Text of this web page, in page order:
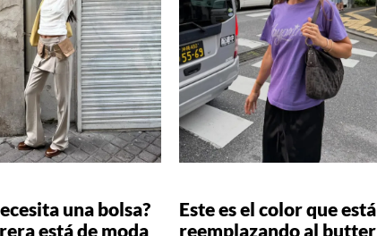
una bolsa?
está de moda
Este es el color que está
reemplazando al butter